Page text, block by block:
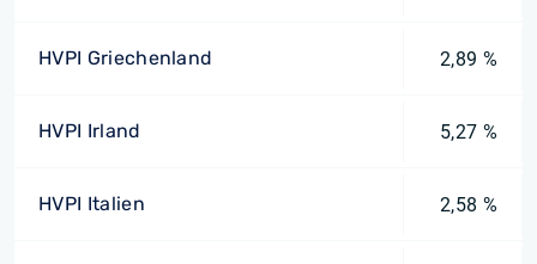
HVPI Griechenland 2,89 %
HVPI Irland 5,27 %
HVPI Italien 2,58 %